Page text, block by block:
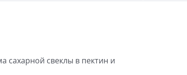
сахарной свеклы в пектин и